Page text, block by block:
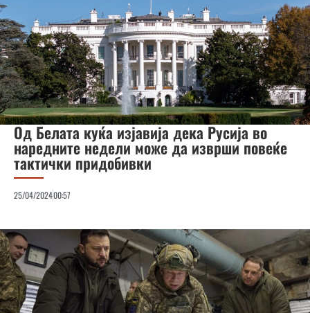
Од Белата куќа изјавија дека Русија во
наредните недели може да изврши повеќе
тактички придобивки
25/04/202400:57